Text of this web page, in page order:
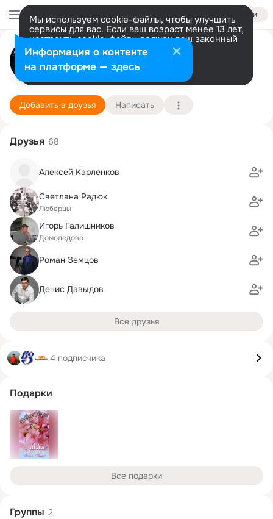
Войти
Мы используем cookie-файлы, чтобы улучшить
сервисы для вас. Если ваш возраст менее 13 лет,
настроить cookie-файлы должен ваш законный
представитель. Больше информации
Разрешить все Настроить
Михаил Полозов
Москва
3 апреля (53 года)
МГТУ "МАМИ", Московский государственный
Подробнее
Добавить в друзья Написать
Друзья 68
Алексей Карленков
Светлана Радюк
Люберцы
Игорь Галишников
Домодедово
Роман Земцов
Денис Давыдов
Все друзья
4 подписчика
Подарки
Все подарки
Группы 2
Информация о контенте
на платформе — здесь